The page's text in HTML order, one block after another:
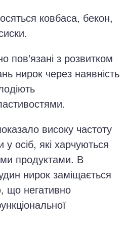
ковбаса, бекон,
пов'язані з розвитком
нирок через наявність
високу частоту
у осіб, які харчуються
продуктами. В
нирок заміщається
що негативно